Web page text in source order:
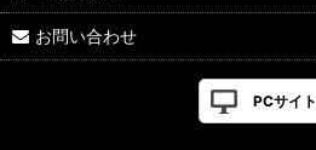
お問い合わせ
PCサイト